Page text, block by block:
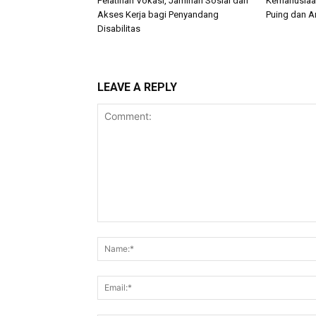
Akses Kerja bagi Penyandang
Disabilitas
Puing dan
LEAVE A REPLY